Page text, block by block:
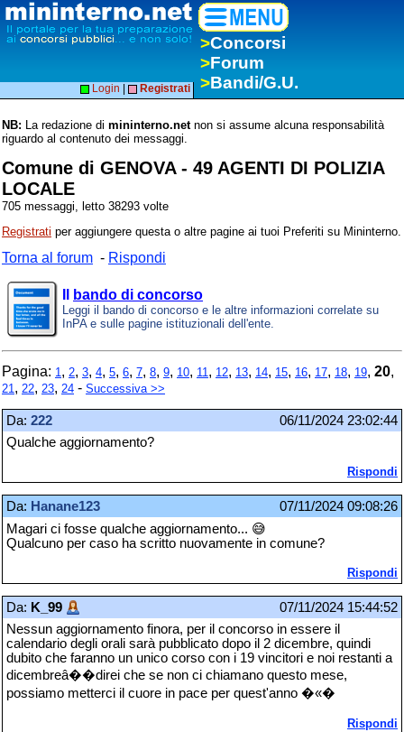
>Concorsi
>Forum
>Bandi/G.U.
Login Registrati
NB: La redazione di mininterno.netnon si assume alcuna responsabilità
riguardo al contenuto dei messaggi.
Comune di GENOVA - 49 AGENTI DI POLIZIA
LOCALE
705 messaggi, letto 38293 volte
Registrati per aggiungere questa o altre pagine ai tuoi Preferiti su Mininterno.
Torna al forum - Rispondi
bando di concorso
Leggi il bando di concorso e le altre informazioni correlate su
InPA e sulle pagine istituzionali dell'ente.
Pagina: 1, 2, 3, 4, 5, 6, 7, 8, 9, 10, 11, 12, 13, 14, 15, 16, 17, 18, 19, 20,
21, 22, 23, 24 - Successiva >>
Da: 222
06/11/2024 23:02:44
Qualche aggiornamento?
Rispondi
Da: Hanane123
07/11/2024 09:08:26
Magari ci fosse qualche aggiornamento... 😅
Qualcuno per caso ha scritto nuovamente in comune?
Rispondi
Da: K_99
07/11/2024 15:44:52
Nessun aggiornamento finora, per il concorso in essere il
calendario degli orali sarà pubblicato dopo il 2 dicembre, quindi
dubito che faranno un unico corso con i 19 vincitori e noi restanti a
dicembreâ��direi che se non ci chiamano questo mese,
possiamo metterci il cuore in pace per quest'anno �«�
Rispondi